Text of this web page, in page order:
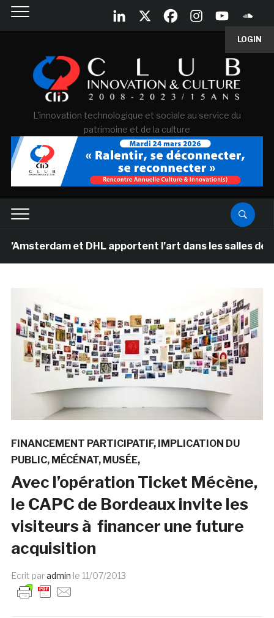
LOGIN
L'innovation technologique et sociale au service du
patrimoine et de la culture
et DHL apportent l’art dans les salles de classe
FINANCEMENT PARTICIPATIF
IMPLICATION DU
PUBLIC MÉCÉNAT MUSÉE
Avec l’opération Ticket Mécène,
le CAPC de Bordeaux invite les
visiteurs à financer une future
acquisition
Ecrit paradmin le 11/07/2013